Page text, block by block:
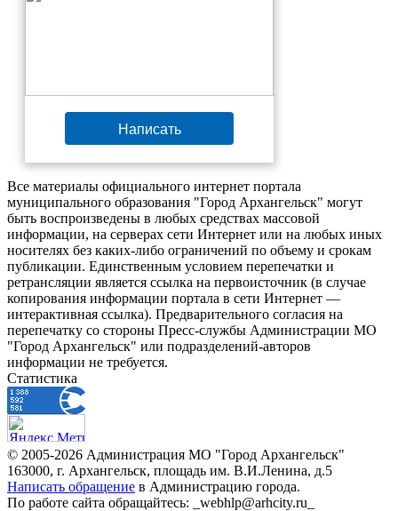
Написать
Все материалы официального интернет портала
муниципального образования "Город Архангельск" могут
быть воспроизведены в любых средствах массовой
информации, на серверах сети Интернет или на любых иных
носителях без каких-либо ограничений по объему и срокам
публикации. Единственным условием перепечатки и
ретрансляции является ссылка на первоисточник (в случае
копирования информации портала в сети Интернет —
интерактивная ссылка). Предварительного согласия на
перепечатку со стороны Пресс-службы Администрации МО
"Город Архангельск" или подразделений-авторов
информации не требуется.
Статистика
© 2005-2026 Администрация МО "Город Архангельск"
163000, г. Архангельск, площадь им. В.И.Ленина, д.5
Написать обращение в Администрацию города.
По работе сайта обращайтесь: _webhlp@arhcity.ru_